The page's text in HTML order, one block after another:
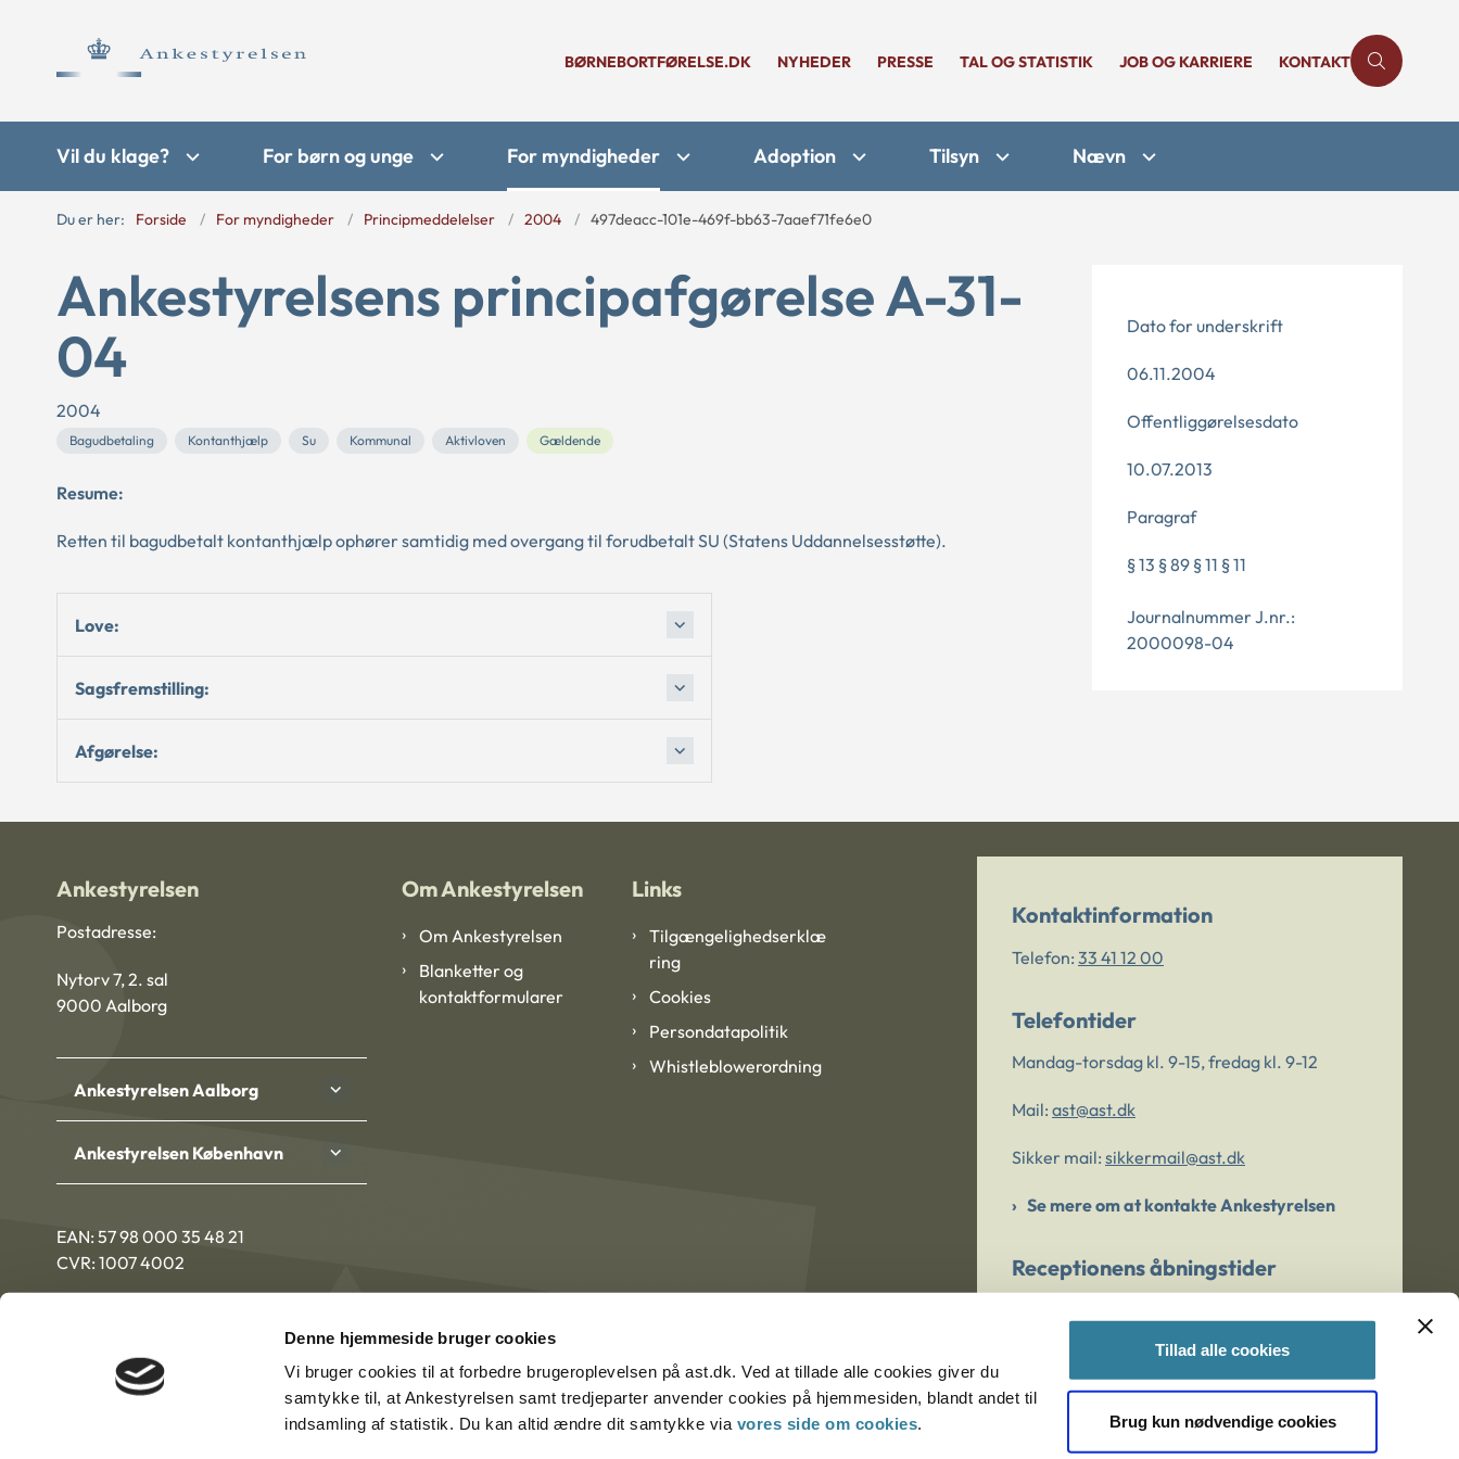
Denne hjemmeside bruger cookies
Vi bruger cookies til at forbedre brugeroplevelsen på ast.dk. Ved at tillade alle cookies giver du
samtykke til, at Ankestyrelsen samt tredjeparter anvender cookies på hjemmesiden, blandt andet til
indsamling af statistik. Du kan altid ændre dit samtykke via vores side om cookies.
Tillad alle cookies
Brug kun nødvendige cookies
BØRNEBORTFØRELSE.DK NYHEDER PRESSE TAL OG STATISTIK JOB OG KARRIERE KONTAKT
Vil du klage? For børn og unge For myndigheder Adoption Tilsyn Nævn
Du er her: Forside For myndigheder Principmeddelelser 2004 497deacc-101e-469f-bb63-7aaef71fe6e0
Ankestyrelsens principafgørelse A-31-
04
2004
Bagudbetaling Kontanthjælp Su Kommunal Aktivloven Gældende
Resume:
Retten til bagudbetalt kontanthjælp ophører samtidig med overgang til forudbetalt SU (Statens Uddannelsesstøtte).
Love:
Sagsfremstilling:
Afgørelse:
Dato for underskrift
06.11.2004
Offentliggørelsesdato
10.07.2013
Paragraf
§ 13 § 89 § 11 § 11
Journalnummer J.nr.:
2000098-04
Ankestyrelsen
Postadresse:
Nytorv 7, 2. sal
9000 Aalborg
Ankestyrelsen Aalborg
Ankestyrelsen København
EAN: 57 98 000 35 48 21
CVR: 1007 4002
Om Ankestyrelsen
Om Ankestyrelsen
Blanketter og
kontaktformularer
Links
Tilgængelighedserklæ
ring
Cookies
Persondatapolitik
Whistleblowerordning
Kontaktinformation
Telefon: 33 41 12 00
Telefontider
Mandag-torsdag kl. 9-15, fredag kl. 9-12
Mail: ast@ast.dk
Sikker mail: sikkermail@ast.dk
Se mere om at kontakte Ankestyrelsen
Receptionens åbningstider
Er du bekymret for et barn/en ung?